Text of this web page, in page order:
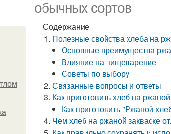
обычных сортов
Содержание
Полезные свойства хлеба на
Основные преимущества
Влияние на пищеварение
Советы по выбору
Связанные вопросы и ответы
Как приготовить хлеб на
Как приготовить "Ржаной
Чем хлеб на ржаной закваске